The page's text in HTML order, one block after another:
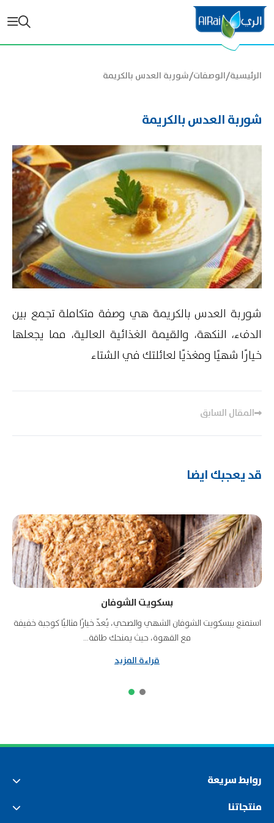
الرئيسية/الوصفات/شوربة العدس بالكريمة
شوربة العدس بالكريمة
شوربة العدس بالكريمة هي وصفة متكاملة تجمع بين
الدفء، النكهة، والقيمة الغذائية العالية، مما يجعلها
خيارًا شهيًا ومغذيًا لعائلتك في الشتاء
تصفّح
المقالات
المقال السابق
قد يعجبك ايضا
بسكويت الشوفان
استمتع ببسكويت الشوفان الشهي والصحي، يُعدّ خيارًا مثاليًا كوجبة خفيفة
مع القهوة، حيث يمنحك طاقة…
قراءة المزيد
روابط سريعة
منتجاتنا